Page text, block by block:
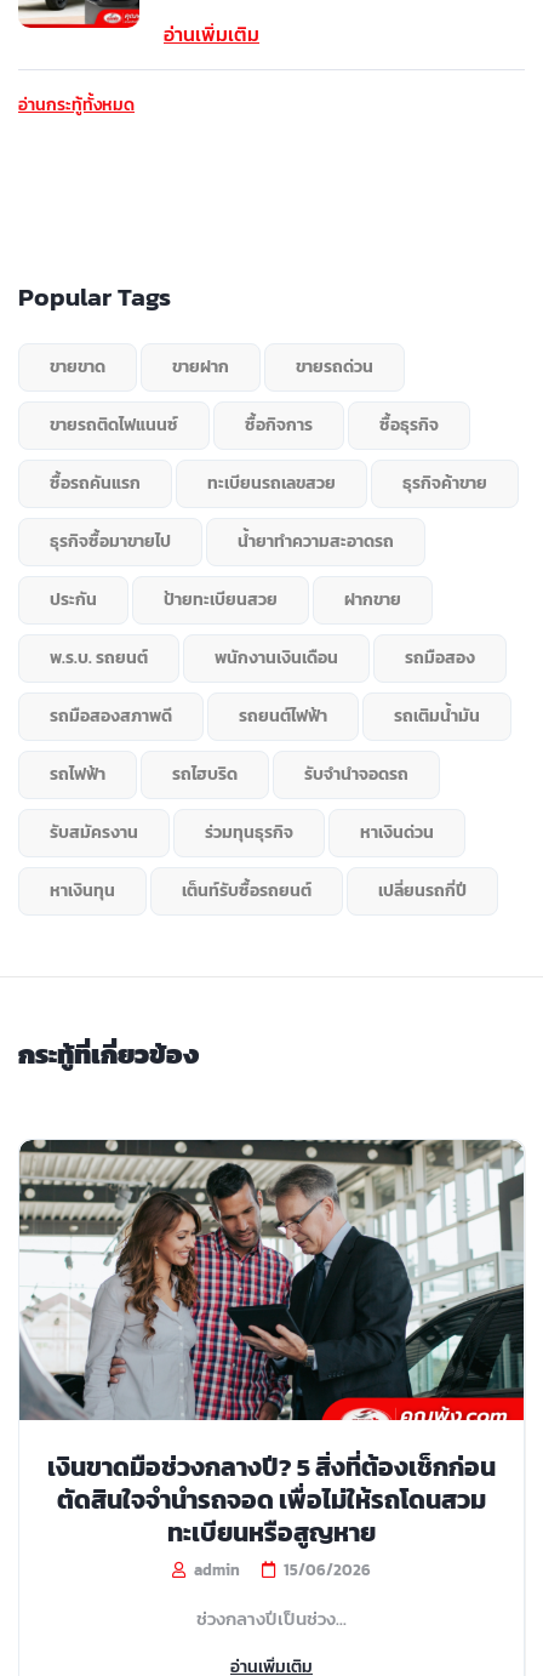
อ่านเพิ่มเติม
อ่านกระทู้ทั้งหมด
Popular Tags
ขายขาด ขายฝาก ขายรถด่วน
ขายรถติดไฟแนนซ์ ซื้อกิจการ ซื้อธุรกิจ
ซื้อรถคันแรก ทะเบียนรถเลขสวย ธุรกิจค้าขาย
ธุรกิจซื้อมาขายไป น้ำยาทำความสะอาดรถ
ประกัน ป้ายทะเบียนสวย ฝากขาย
พ.ร.บ. รถยนต์ พนักงานเงินเดือน รถมือสอง
รถมือสองสภาพดี รถยนต์ไฟฟ้า รถเติมน้ำมัน
รถไฟฟ้า รถไฮบริด รับจำนำจอดรถ
รับสมัครงาน ร่วมทุนธุรกิจ หาเงินด่วน
หาเงินทุน เต็นท์รับซื้อรถยนต์ เปลี่ยนรถกี่ปี
กระทู้ที่เกี่ยวข้อง
เงินขาดมือช่วงกลางปี? 5 สิ่งที่ต้องเช็กก่อน
ตัดสินใจจำนำรถจอด เพื่อไม่ให้รถโดนสวม
ทะเบียนหรือสูญหาย
admin 15/06/2026
ช่วงกลางปีเป็นช่วง...
อ่านเพิ่มเติม